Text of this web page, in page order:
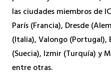
las ciudades miembros de
París (Francia), Dresde
(Italia), Valongo (Portugal),
(Suecia), Izmir (Turquía) y
entre otras.